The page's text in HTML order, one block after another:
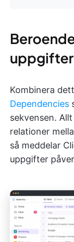
uppgifter
Kombinera
Dependencies
sekvensen.
relationer
så meddelar
uppgifter